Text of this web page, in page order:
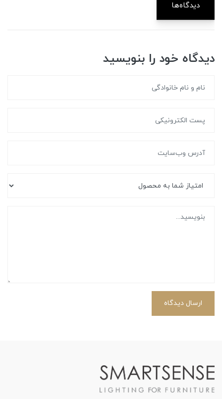
دیدگاه‌ها
دیدگاه خود را بنویسید
ارسال دیدگاه